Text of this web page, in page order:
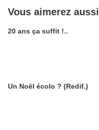
Vous aimerez aussi
20 ans ça suffit !..
Un Noël écolo ? (Redif.)